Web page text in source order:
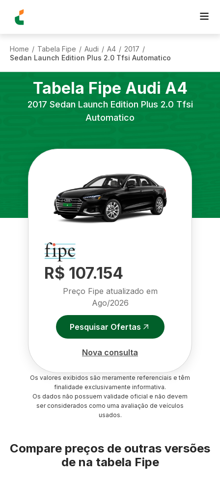
Home / Tabela Fipe / Audi / A4 / 2017 /
Sedan Launch Edition Plus 2.0 Tfsi Automatico
Tabela Fipe Audi A4
2017 Sedan Launch Edition Plus 2.0 Tfsi
Automatico
R$ 107.154
Preço Fipe atualizado em
Ago/2026
Pesquisar Ofertas
Nova consulta
Os valores exibidos são meramente referenciais e têm
finalidade exclusivamente informativa.
Os dados não possuem validade oficial e não devem
ser considerados como uma avaliação de veículos
usados.
Compare preços de outras versões
de na tabela Fipe